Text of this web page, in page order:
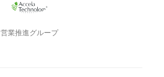
営業推進グループ